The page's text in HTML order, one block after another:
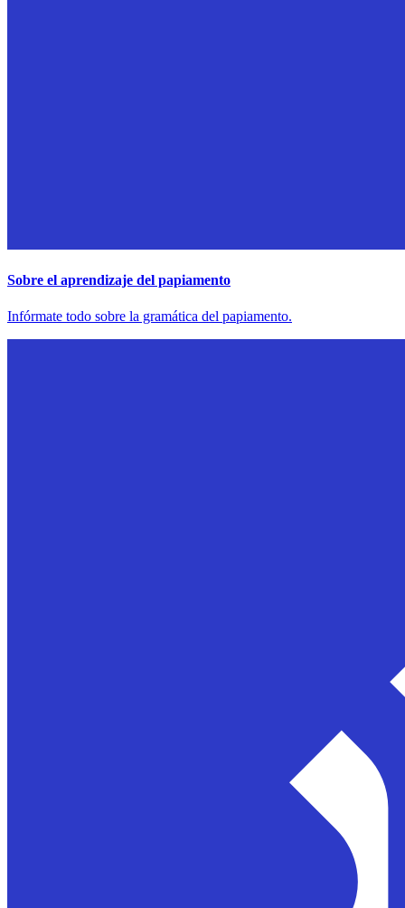
Sobre el aprendizaje del papiamento
Infórmate todo sobre la gramática del papiamento.